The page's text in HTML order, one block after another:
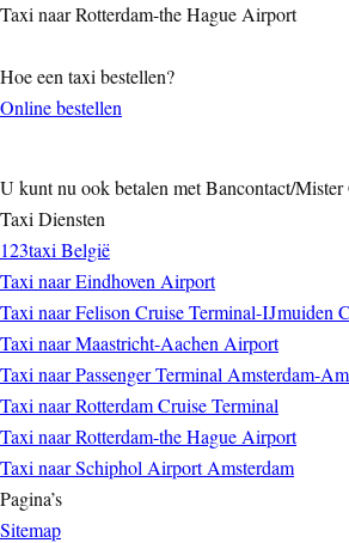
Taxi naar Rotterdam-the Hague Airport
Hoe een taxi bestellen?
Online bestellen
U kunt nu ook betalen met Bancontact/Mister
Taxi Diensten
123taxi België
Taxi naar Eindhoven Airport
Taxi naar Felison Cruise Terminal-IJmuiden
Taxi naar Maastricht-Aachen Airport
Taxi naar Passenger Terminal Amsterdam-
Taxi naar Rotterdam Cruise Terminal
Taxi naar Rotterdam-the Hague Airport
Taxi naar Schiphol Airport Amsterdam
Pagina’s
Sitemap